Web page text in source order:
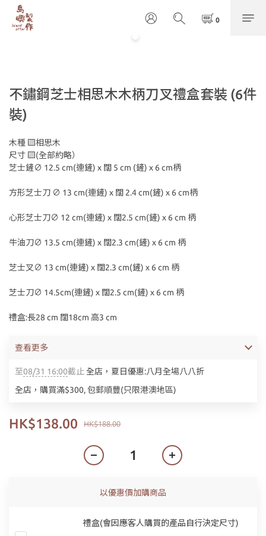
不鏽鋼芝士相思木木柄刀叉禮盒套裝 (6件
裝)
木種 ▧相思木
尺寸 ▧(全部約略）
芝士鏟∅ 12.5 cm(連鏟) x 闊 5 cm (鏟) x 6 cm柄
方形芝士刀 ∅ 13 cm(連鏟) x 闊 2.4 cm(鏟) x 6 cm柄
心形芝士刀∅ 12 cm(連鏟) x 闊2.5 cm(鏟) x 6 cm 柄
牛油刀∅ 13.5 cm(連鏟) x 闊2.3 cm(鏟) x 6 cm 柄
芝士叉∅ 13 cm(連鏟) x 闊2.3 cm(鏟) x 6 cm 柄
芝士刀∅ 14.5cm(連鏟) x 闊2.5 cm(鏟) x 6 cm 柄
禮盒:長28 cm 闊18cm 高3 cm
至08/31 16:00截止全店，夏日優惠:八月全場八八折
全店，購買滿$300, 包郵順豐(只限港澳地區)
查看更多
HK$188.00
HK$138.00
以優惠價加購商品
禮盒(會因應客人購買的產品自行決定尺寸)